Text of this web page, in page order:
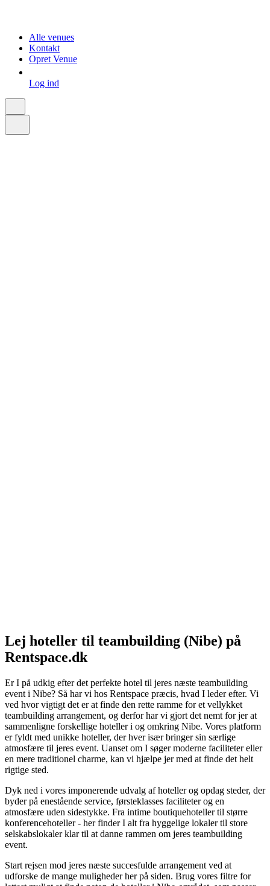
Alle venues
Kontakt
Opret Venue
Log ind
Lej hoteller til teambuilding (Nibe) på
Rentspace.dk
Er I på udkig efter det perfekte hotel til jeres næste teambuilding
event i Nibe? Så har vi hos Rentspace præcis, hvad I leder efter. Vi
ved hvor vigtigt det er at finde den rette ramme for et vellykket
teambuilding arrangement, og derfor har vi gjort det nemt for jer at
sammenligne forskellige hoteller i og omkring Nibe. Vores platform
er fyldt med unikke hoteller, der hver især bringer sin særlige
atmosfære til jeres event. Uanset om I søger moderne faciliteter eller
en mere traditionel charme, kan vi hjælpe jer med at finde det helt
rigtige sted.
Dyk ned i vores imponerende udvalg af hoteller og opdag steder, der
byder på enestående service, førsteklasses faciliteter og en
atmosfære uden sidestykke. Fra intime boutiquehoteller til større
konferencehoteller - her finder I alt fra hyggelige lokaler til store
selskabslokaler klar til at danne rammen om jeres teambuilding
event.
Start rejsen mod jeres næste succesfulde arrangement ved at
udforske de mange muligheder her på siden. Brug vores filtre for